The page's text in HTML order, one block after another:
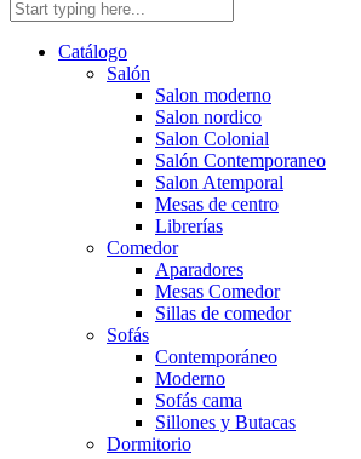
Catálogo
Salón
Salon moderno
Salon nordico
Salon Colonial
Salón Contemporaneo
Salon Atemporal
Mesas de centro
Librerías
Comedor
Aparadores
Mesas Comedor
Sillas de comedor
Sofás
Contemporáneo
Moderno
Sofás cama
Sillones y Butacas
Dormitorio